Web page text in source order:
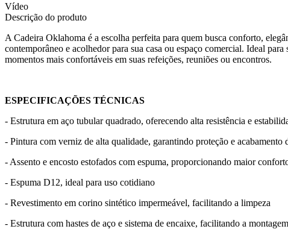
Vídeo
Descrição do produto
A Cadeira Oklahoma é a escolha perfeita para quem busca conforto,
contemporâneo e acolhedor para sua casa ou espaço comercial. Ideal
momentos mais confortáveis em suas refeições, reuniões ou encontros.
ESPECIFICAÇÕES TÉCNICAS
- Estrutura em aço tubular quadrado, oferecendo alta resistência e
- Pintura com verniz de alta qualidade, garantindo proteção e acabamento
- Assento e encosto estofados com espuma, proporcionando maior
- Espuma D12, ideal para uso cotidiano
- Revestimento em corino sintético impermeável, facilitando a limpeza
- Estrutura com hastes de aço e sistema de encaixe, facilitando a montagem